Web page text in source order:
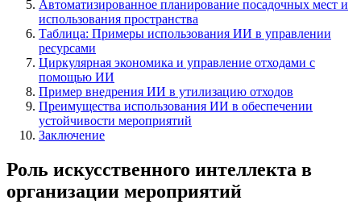
Автоматизированное планирование посадочных мест и
использования пространства
Таблица: Примеры использования ИИ в управлении
ресурсами
Циркулярная экономика и управление отходами с
помощью ИИ
Пример внедрения ИИ в утилизацию отходов
Преимущества использования ИИ в обеспечении
устойчивости мероприятий
Заключение
Роль искусственного интеллекта в
организации мероприятий